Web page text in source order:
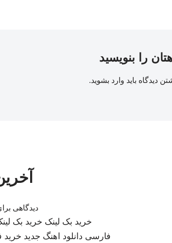
را بنویسید
دیدگاه باید وارد بشوید.
دیدگاهی
خرید بک لینک خرید بک
فارسی دانلود اهنگ جدید خرید